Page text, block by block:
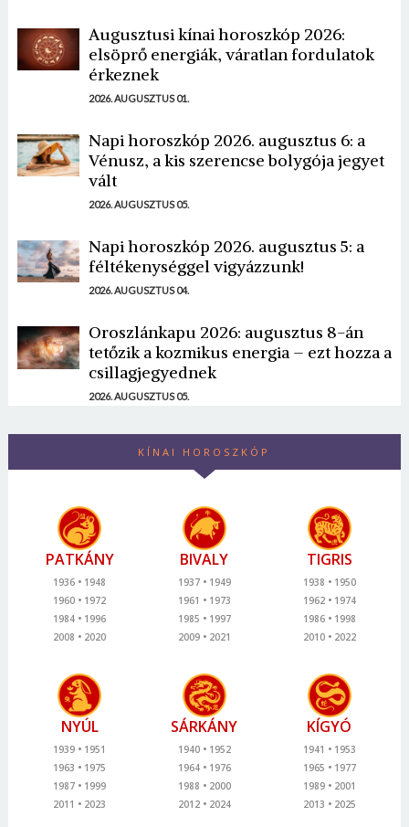
Augusztusi kínai horoszkóp 2026:
elsöprő energiák, váratlan fordulatok
érkeznek
2026. AUGUSZTUS 01.
Napi horoszkóp 2026. augusztus 6: a
Vénusz, a kis szerencse bolygója jegyet
vált
2026. AUGUSZTUS 05.
Napi horoszkóp 2026. augusztus 5: a
féltékenységgel vigyázzunk!
2026. AUGUSZTUS 04.
Oroszlánkapu 2026: augusztus 8-án
tetőzik a kozmikus energia – ezt hozza a
csillagjegyednek
2026. AUGUSZTUS 05.
KÍNAI HOROSZKÓP
PATKÁNY
1936
1948
1960
1972
1984
1996
2008
2020
BIVALY
1937
1949
1961
1973
1985
1997
2009
2021
TIGRIS
1938
1950
1962
1974
1986
1998
2010
2022
NYÚL
1939
1951
1963
1975
1987
1999
2011
2023
SÁRKÁNY
1940
1952
1964
1976
1988
2000
2012
2024
KÍGYÓ
1941
1953
1965
1977
1989
2001
2013
2025